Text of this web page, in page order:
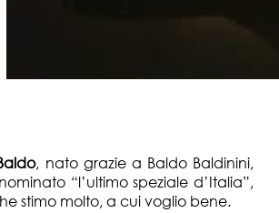
, nato grazie a Baldo Baldinini,
“l’ultimo speziale d’Italia”,
stimo molto, a cui voglio bene.